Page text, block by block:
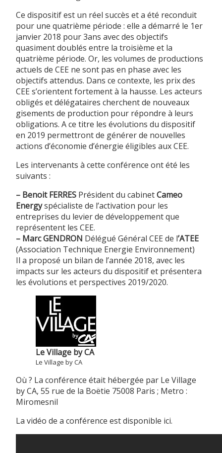
Ce dispositif est un réel succès et a été reconduit
pour une quatrième période : elle a démarré le 1er
janvier 2018 pour 3ans avec des objectifs
quasiment doublés entre la troisième et la
quatrième période. Or, les volumes de productions
actuels de CEE ne sont pas en phase avec les
objectifs attendus. Dans ce contexte, les prix des
CEE s’orientent fortement à la hausse. Les acteurs
obligés et délégataires cherchent de nouveaux
gisements de production pour répondre à leurs
obligations. A ce titre les évolutions du dispositif
en 2019 permettront de générer de nouvelles
actions d’économie d’énergie éligibles aux CEE.
Les intervenants à cette conférence ont été les
suivants :
– Benoit FERRES Président du cabinetCameo
Energyspécialiste de l’activation pour les
entreprises du levier de développement que
représentent les CEE.
– Marc GENDRON Délégué Général CEE de l’ATEE
(Association Technique Energie Environnement)
Il a proposé un bilan de l’année 2018, avec les
impacts sur les acteurs du dispositif et présentera
les évolutions et perspectives 2019/2020.
Le Village by CA
Le Village by CA
Où ? La conférence était hébergée par Le Village
by CA, 55 rue de la Boëtie 75008 Paris ; Metro :
Miromesnil
La vidéo de a conférence est disponible ici.